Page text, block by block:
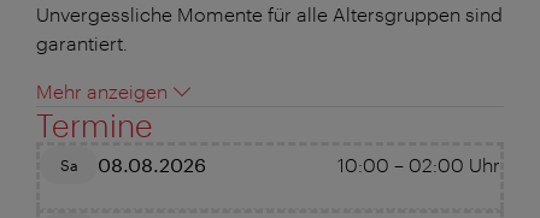
Unvergessliche Momente für alle Altersgruppen sind
garantiert.
Mehr anzeigen
Termine
Sa 08.08.2026 10:00 – 02:00 Uhr